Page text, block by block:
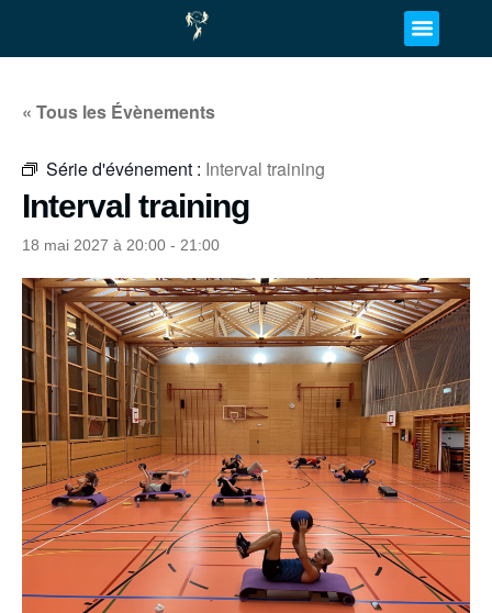
« Tous les Évènements
Série d'événement : Interval training
Interval training
18 mai 2027 à 20:00 - 21:00